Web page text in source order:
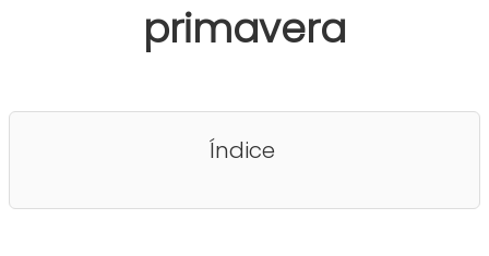
primavera
Índice